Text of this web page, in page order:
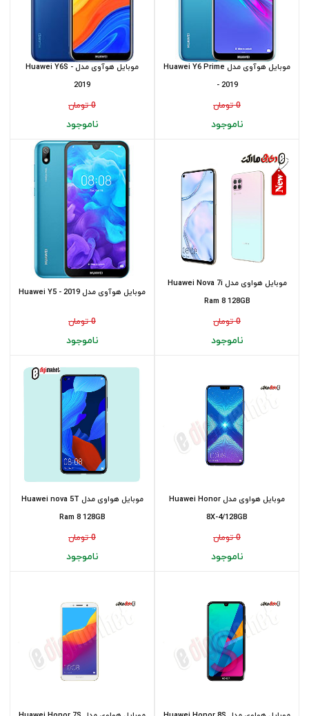
موبایل هوآوی مدل Huawei Y6S -
2019
0 تومان
ناموجود
موبایل هوآوی مدل Huawei Y6 Prime
- 2019
0 تومان
ناموجود
موبایل هوآوی مدل Huawei Y5 - 2019
0 تومان
ناموجود
موبایل هواوی مدل Huawei Nova 7i
Ram 8 128GB
0 تومان
ناموجود
موبایل هواوی مدل Huawei nova 5T
Ram 8 128GB
0 تومان
ناموجود
موبایل هواوی مدل Huawei Honor
8X-4/128GB
0 تومان
ناموجود